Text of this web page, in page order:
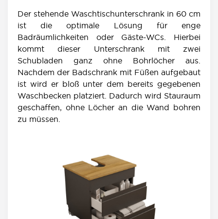
Der stehende Waschtischunterschrank in 60 cm
ist die optimale Lösung für enge
Badräumlichkeiten oder Gäste-WCs. Hierbei
kommt dieser Unterschrank mit zwei
Schubladen ganz ohne Bohrlöcher aus.
Nachdem der Badschrank mit Füßen aufgebaut
ist wird er bloß unter dem bereits gegebenen
Waschbecken platziert. Dadurch wird Stauraum
geschaffen, ohne Löcher an die Wand bohren
zu müssen.